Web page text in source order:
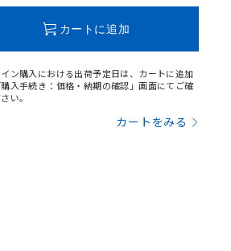
カートに追加
ン購入における出荷予定日は、カートに追加
入手続き：価格・納期の確認」画面にてご確
い。
カートをみる